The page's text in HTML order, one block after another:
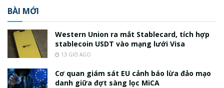
BÀI MỚI
Western Union ra mắt Stablecard, tích hợp
stablecoin USDT vào mạng lưới Visa
13 GIỜ AGO
Cơ quan giám sát EU cảnh báo lừa đảo mạo
danh giữa đợt sàng lọc MiCA